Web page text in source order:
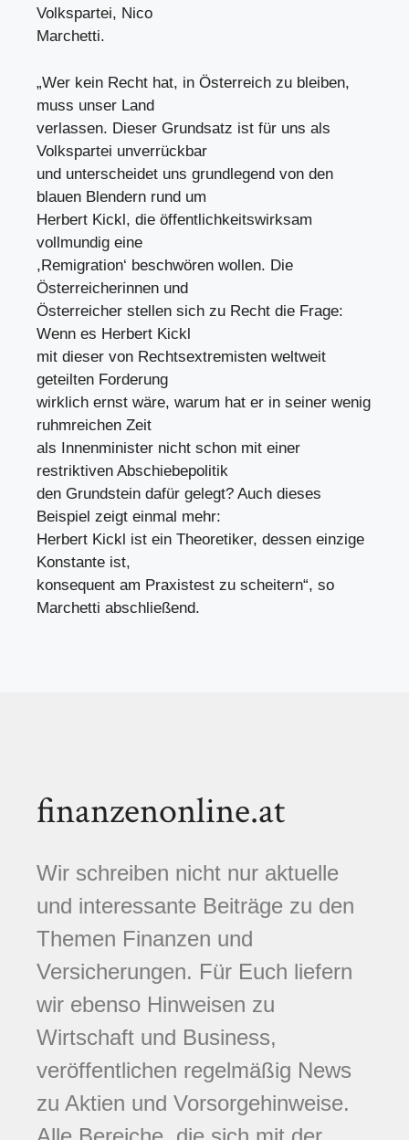
Volkspartei, Nico
Marchetti.
„Wer kein Recht hat, in Österreich zu bleiben,
muss unser Land
verlassen. Dieser Grundsatz ist für uns als
Volkspartei unverrückbar
und unterscheidet uns grundlegend von den
blauen Blendern rund um
Herbert Kickl, die öffentlichkeitswirksam
vollmundig eine
,Remigration‘ beschwören wollen. Die
Österreicherinnen und
Österreicher stellen sich zu Recht die Frage:
Wenn es Herbert Kickl
mit dieser von Rechtsextremisten weltweit
geteilten Forderung
wirklich ernst wäre, warum hat er in seiner wenig
ruhmreichen Zeit
als Innenminister nicht schon mit einer
restriktiven Abschiebepolitik
den Grundstein dafür gelegt? Auch dieses
Beispiel zeigt einmal mehr:
Herbert Kickl ist ein Theoretiker, dessen einzige
Konstante ist,
konsequent am Praxistest zu scheitern“, so
Marchetti abschließend.
finanzenonline.at
Wir schreiben nicht nur aktuelle
und interessante Beiträge zu den
Themen Finanzen und
Versicherungen. Für Euch liefern
wir ebenso Hinweisen zu
Wirtschaft und Business,
veröffentlichen regelmäßig News
zu Aktien und Vorsorgehinweise.